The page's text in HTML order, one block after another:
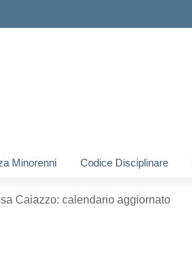
Minorenni Codice Disciplinare
Caiazzo: calendario aggiornato